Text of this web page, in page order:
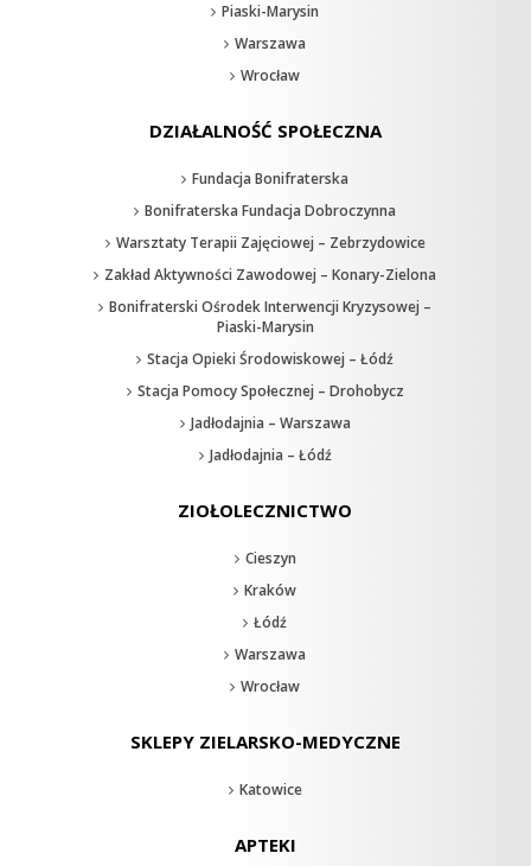
Piaski-Marysin
Warszawa
Wrocław
DZIAŁALNOŚĆ SPOŁECZNA
Fundacja Bonifraterska
Bonifraterska Fundacja Dobroczynna
Warsztaty Terapii Zajęciowej – Zebrzydowice
Zakład Aktywności Zawodowej – Konary-Zielona
Bonifraterski Ośrodek Interwencji Kryzysowej –
Piaski-Marysin
Stacja Opieki Środowiskowej – Łódź
Stacja Pomocy Społecznej – Drohobycz
Jadłodajnia – Warszawa
Jadłodajnia – Łódź
ZIOŁOLECZNICTWO
Cieszyn
Kraków
Łódź
Warszawa
Wrocław
SKLEPY ZIELARSKO-MEDYCZNE
Katowice
APTEKI